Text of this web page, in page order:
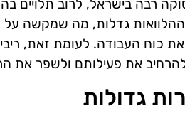
רבה בישראל, לרוב תלויים
ההלוואות גדלות, מה שמקשה
כוח העבודה. לעומת זאת,
את פעילותם ולשפר את
גדולות